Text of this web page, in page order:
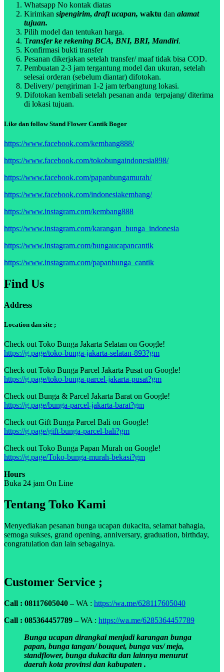
Whatsapp No kontak diatas
Kirimkan sipengirim, draft ucapan, waktu dan alamat
tujuan.
Pilih model dan tentukan harga.
Transfer ke rekening BCA, BNI, BRI, Mandiri.
Konfirmasi bukti transfer
Pesanan dikerjakan setelah transfer/ maaf tidak bisa COD.
Pembuatan 2-3 jam tergantung model dan ukuran, setelah
selesai orderan (sebelum diantar) difotokan.
Delivery/ pengiriman 1-2 jam terbangtung lokasi.
Difotokan kembali setelah pesanan anda terpajang/ diterima
di lokasi tujuan.
Like dan follow Stand Flower Cantik Bogor
https://www.facebook.com/kembang888/
https://www.facebook.com/tokobungaindonesia898/
https://www.facebook.com/papanbungamurah/
https://www.facebook.com/indonesiakembang/
https://www.instagram.com/kembang888
https://www.instagram.com/karangan_bunga_indonesia
https://www.instagram.com/bungaucapancantik
https://www.instagram.com/papanbunga_cantik
Find Us
Address
Location dan site ;
Check out Toko Bunga Jakarta Selatan on Google!
https://g.page/toko-bunga-jakarta-selatan-893?gm
Check out Toko Bunga Parcel Jakarta Pusat on Google!
https://g.page/toko-bunga-parcel-jakarta-pusat?gm
Check out Bunga & Parcel Jakarta Barat on Google!
https://g.page/bunga-parcel-jakarta-barat?gm
Check out Gift Bunga Parcel Bali on Google!
https://g.page/gift-bunga-parcel-bali?gm
Check out Toko Bunga Papan Murah on Google!
https://g.page/Toko-bunga-murah-bekasi?gm
Hours
Buka 24 jam On Line
Tentang Toko Kami
Menyediakan pesanan bunga ucapan dukacita, selamat bahagia,
semoga sukses, grand opening, anniversary, graduation, birthday,
congratulation dan lain sebagainya.
Customer Service ;
Call : 08117605040 –WA : https://wa.me/628117605040
Call : 085364457789 –WA : https://wa.me/6285364457789
Bunga ucapan dirangkai menjadi karangan bunga
papan, bunga tangan/ bouquet, bunga vas/ meja,
standflower, bunga dukacita dan lainnya menurut
daerah kota provinsi dan kabupaten .